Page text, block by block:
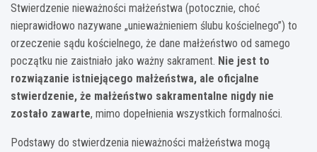
Stwierdzenie nieważności małżeństwa (potocznie, choć
nieprawidłowo nazywane „unieważnieniem ślubu kościelnego”) to
orzeczenie sądu kościelnego, że dane małżeństwo od samego
początku nie zaistniało jako ważny sakrament. Nie jest to
rozwiązanie istniejącego małżeństwa, ale oficjalne
stwierdzenie, że małżeństwo sakramentalne nigdy nie
zostało zawarte, mimo dopełnienia wszystkich formalności.
Podstawy do stwierdzenia nieważności małżeństwa mogą